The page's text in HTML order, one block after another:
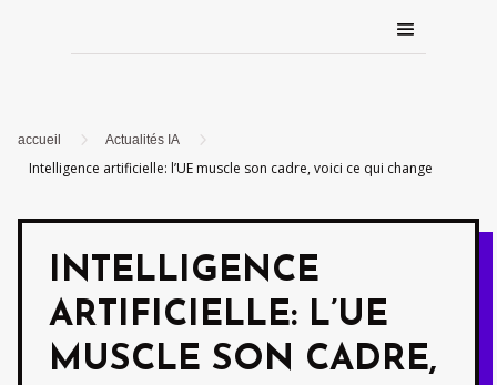
accueil 5 Actualités IA 5
Intelligence artificielle: l’UE muscle son cadre, voici ce qui change
INTELLIGENCE
ARTIFICIELLE: L’UE
MUSCLE SON CADRE,